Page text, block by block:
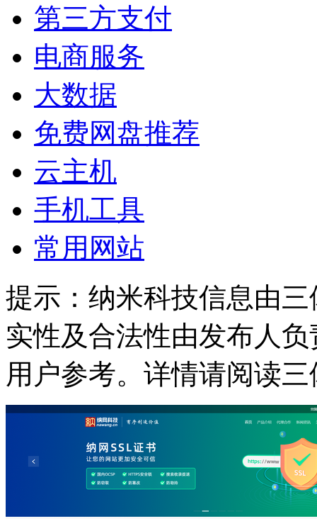
第三方支付
电商服务
大数据
免费网盘推荐
云主机
手机工具
常用网站
提示： 纳米科技信息由
实性及合法性由发布人
用户参考。详情请阅读